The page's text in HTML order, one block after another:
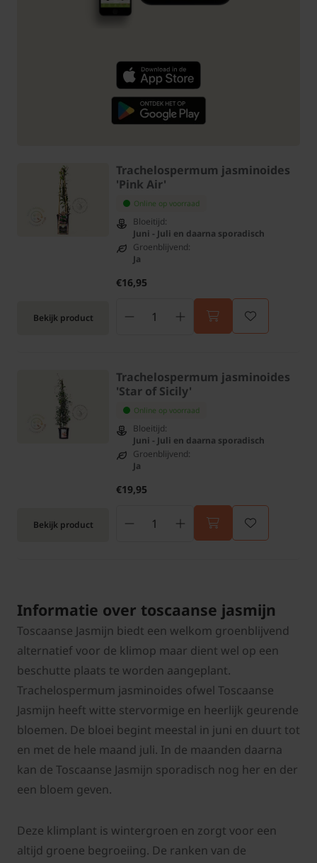
Bekijk product
Trachelospermum jasminoides
'Pink Air'
Online op voorraad
Bloeitijd:
Juni - Juli en daarna sporadisch
Groenblijvend:
Ja
€16,95
Bekijk product
Trachelospermum jasminoides
'Star of Sicily'
Online op voorraad
Bloeitijd:
Juni - Juli en daarna sporadisch
Groenblijvend:
Ja
€19,95
Informatie over toscaanse jasmijn
Toscaanse Jasmijn biedt een welkom groenblijvend
alternatief voor de klimop maar dient wel op een
beschutte plaats te worden aangeplant.
Trachelospermum jasminoides ofwel Toscaanse
Jasmijn heeft witte stervormige en heerlijk geurende
bloemen. De bloei begint meestal in juni en duurt tot
en met de hele maand juli. In de maanden daarna
kan de Toscaanse Jasmijn sporadisch nog her en der
een bloem geven.
Deze klimplant is wintergroen en zorgt voor een
altijd groene begroeiing. De ranken van de